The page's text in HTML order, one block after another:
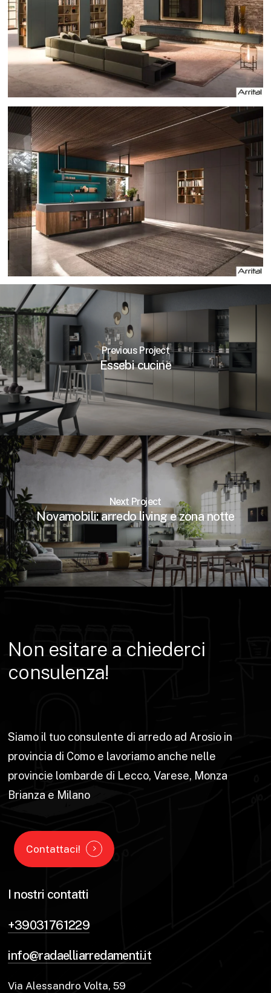
Previous Project
Essebi cucine
Next Project
Novamobili: arredo living e zona notte
Non esitare a chiederci
consulenza!
Siamo il tuo consulente di arredo ad Arosio in
provincia di Como e lavoriamo anche nelle
provincie lombarde di Lecco, Varese, Monza
Brianza e Milano
Contattaci!
I nostri contatti
+39031761229
info@radaelliarredamenti.it
Via Alessandro Volta, 59